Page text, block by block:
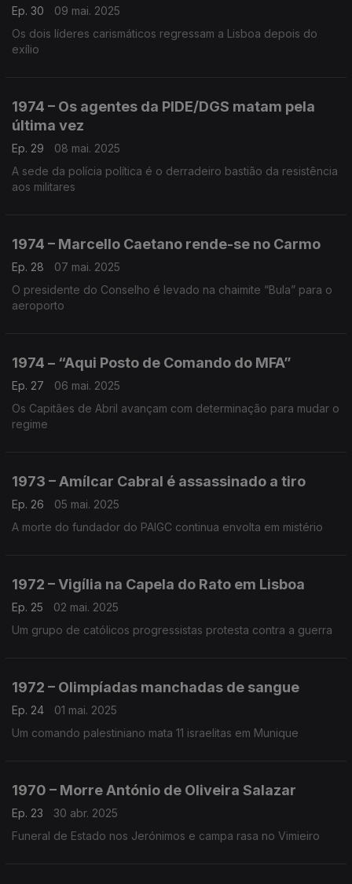
Ep. 30
09 mai. 2025
Os dois líderes carismáticos regressam a Lisboa depois do
exílio
1974 – Os agentes da PIDE/DGS matam pela
última vez
Ep. 29
08 mai. 2025
A sede da polícia política é o derradeiro bastião da resistência
aos militares
1974 – Marcello Caetano rende-se no Carmo
Ep. 28
07 mai. 2025
O presidente do Conselho é levado na chaimite “Bula” para o
aeroporto
1974 – “Aqui Posto de Comando do MFA”
Ep. 27
06 mai. 2025
Os Capitães de Abril avançam com determinação para mudar o
regime
1973 – Amílcar Cabral é assassinado a tiro
Ep. 26
05 mai. 2025
A morte do fundador do PAIGC continua envolta em mistério
1972 – Vigília na Capela do Rato em Lisboa
Ep. 25
02 mai. 2025
Um grupo de católicos progressistas protesta contra a guerra
1972 – Olimpíadas manchadas de sangue
Ep. 24
01 mai. 2025
Um comando palestiniano mata 11 israelitas em Munique
1970 – Morre António de Oliveira Salazar
Ep. 23
30 abr. 2025
Funeral de Estado nos Jerónimos e campa rasa no Vimieiro